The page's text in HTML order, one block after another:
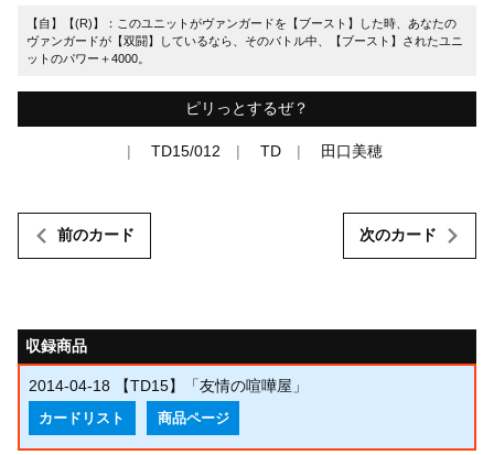
【自】【(R)】：このユニットがヴァンガードを【ブースト】した時、あなたの
ヴァンガードが【双闘】しているなら、そのバトル中、【ブースト】されたユニ
ットのパワー＋4000。
ピリっとするぜ？
TD15/012 TD 田口美穂
前のカード 次のカード
収録商品
2014-04-18 【TD15】「友情の喧嘩屋」
カードリスト 商品ページ